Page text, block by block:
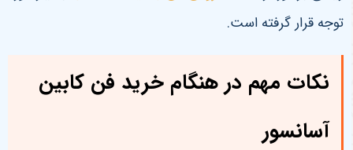
توجه قرار گرفته است.
نکات مهم در هنگام خرید فن کابین
آسانسور